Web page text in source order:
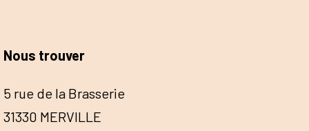
Nous trouver
5 rue de la Brasserie
31330 MERVILLE